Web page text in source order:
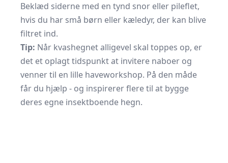
Beklæd siderne med en tynd snor eller pileflet,
hvis du har små børn eller kæledyr, der kan blive
filtret ind.
Tip: Når kvashegnet alligevel skal toppes op, er
det et oplagt tidspunkt at invitere naboer og
venner til en lille haveworkshop. På den måde
får du hjælp - og inspirerer flere til at bygge
deres egne insektboende hegn.